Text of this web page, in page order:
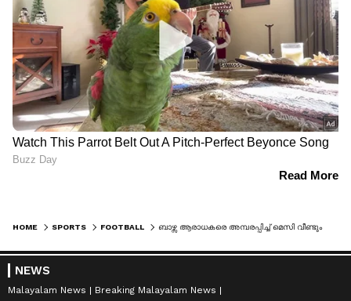
HOME SPORTS FOOTBALL ബാഴ്സ ആരാധകരെ അമ്പരപ്പിച്ച് മെസി വീണ്ടും ക്യാംപ് നൗവില്‍, ഒരുനാള്‍ യാത്രപറയാന്‍ ഇവിടേക്ക് തിരിച്ചുവരുമെന്ന് താരം
NEWS
Malayalam News
Breaking Malayalam News